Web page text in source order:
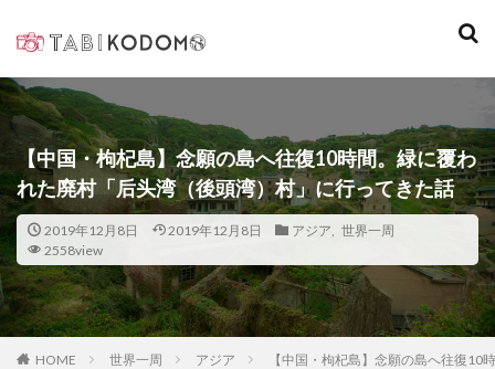
【中国・枸杞島】念願の島へ往復10時間。緑に覆わ
れた廃村「后头湾（後頭湾）村」に行ってきた話
2019年12月8日 2019年12月8日 アジア
世界一周
2558view
HOME 世界一周 アジア 【中国・枸杞島】念願の島へ往復
カテゴリー
検索